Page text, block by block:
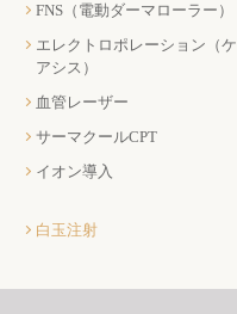
FNS（電動ダーマローラー）
エレクトロポレーション（ケ
アシス）
血管レーザー
サーマクールCPT
イオン導入
白玉注射